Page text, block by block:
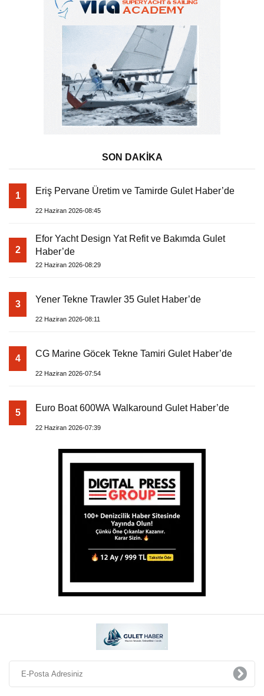
SON DAKİKA
1 Eriş Pervane Üretim ve Tamirde Gulet Haber’de
22 Haziran 2026-08:45
2
Efor Yacht Design Yat Refit ve Bakımda Gulet
Haber’de
22 Haziran 2026-08:29
3 Yener Tekne Trawler 35 Gulet Haber’de
22 Haziran 2026-08:11
4 CG Marine Göcek Tekne Tamiri Gulet Haber’de
22 Haziran 2026-07:54
5 Euro Boat 600WA Walkaround Gulet Haber’de
22 Haziran 2026-07:39